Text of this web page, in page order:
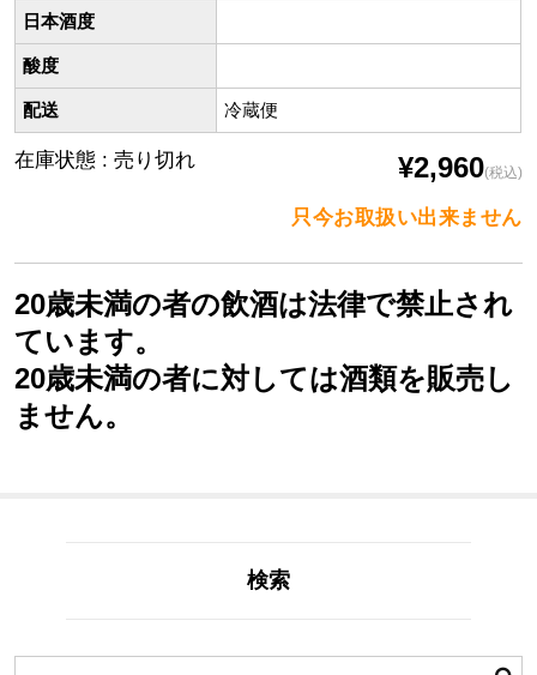
日本酒度
酸度
配送 冷蔵便
在庫状態 : 売り切れ ¥2,960(税込)
只今お取扱い出来ません
20歳未満の者の飲酒は法律で禁止され
ています。
20歳未満の者に対しては酒類を販売し
ません。
検索